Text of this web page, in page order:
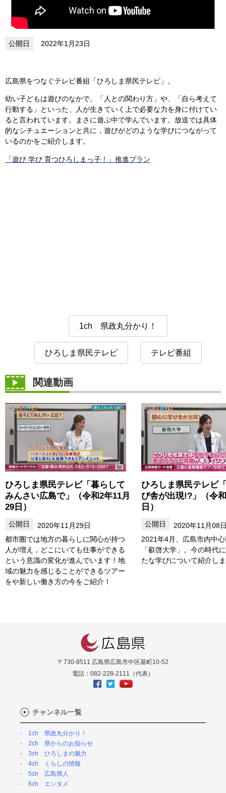
2022年1月23日
広島県をつなぐテレビ番組「ひろしま県民テレビ」。
幼い子どもは遊びのなかで、「人との関わり方」や、「自ら考えて
行動する」といった、人が生きていく上で必要な力を身に付けてい
ると言われています。まさに遊ぶ中で学んでいます。放送では具体
的なシチュエーションと共に，遊びがどのような学びにつながって
いるのかをご紹介します。
「遊び 学び 育つひろしまっ子！」推進プラン
1ch 県政丸分かり！
ひろしま県民テレビ テレビ番組
関連動画
ひろしま県民テレビ「暮らして
みんさい広島で」（令和2年11月
29日）
2020年11月29日
都市圏では地方の暮らしに関心が持つ
人が増え，どこにいても仕事ができる
という意識の変化が進んでいます！地
域の魅力を感じることができるツアー
をや新しい働き方の今をご紹介！
ひろしま県民テレビ
び舎が出現!?」（令
日）
2020年11月08
2021年4月、広島市内中
「叡啓大学」。今の時代
たな学びについて紹介し
〒730-8511 広島県広島市中区基町10-52
電話：082-228-2111（代表）
チャンネル一覧
1ch 県政丸分かり！
2ch 県からのお知らせ
3ch ひろしまの魅力
4ch くらしの情報
5ch 広島県人
6ch エンタメ